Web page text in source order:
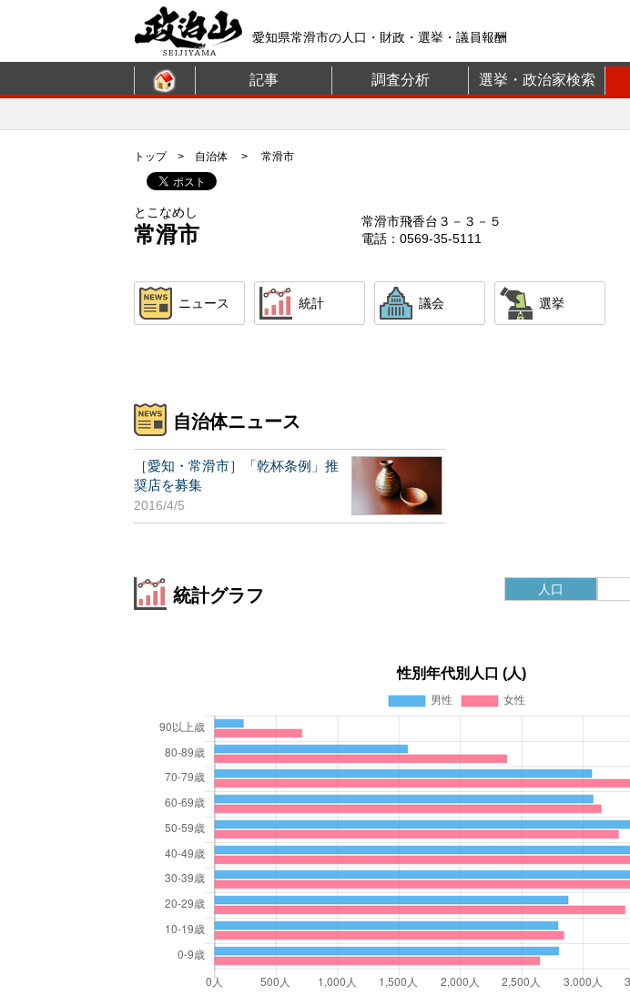
愛知県常滑市の人口・財政・選挙・議員報酬
記事 調査分析 選挙・政治家検索
トップ> 自治体 > 常滑市
とこなめし
常滑市
常滑市飛香台３－３－５
電話：0569-35-5111
ニュース 統計 議会 選挙
自治体ニュース
［愛知・常滑市］「乾杯条例」推
奨店を募集
2016/4/5
統計グラフ 人口
性別年代別人口 (人)